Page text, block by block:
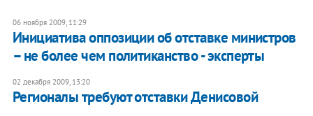
06 ноября 2009, 11:29
Инициатива оппозиции об отставке министров
– не более чем политиканство - эксперты
02 декабря 2009, 13:20
Регионалы требуют отставки Денисовой